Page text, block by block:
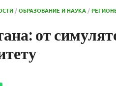
/ОБРАЗОВАНИЕ И НАУКА /
от